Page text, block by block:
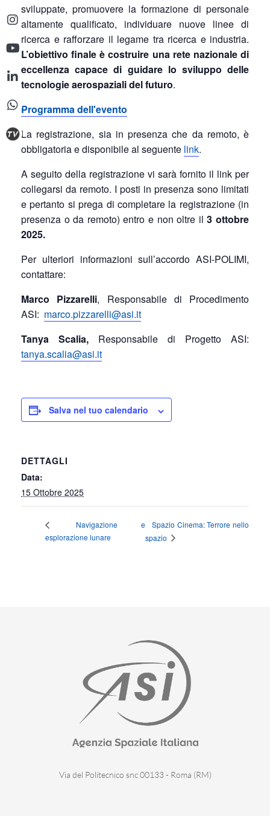
sviluppate, promuovere la formazione di personale
altamente qualificato, individuare nuove linee di
ricerca e rafforzare il legame tra ricerca e industria.
L’obiettivo finale è costruire una rete nazionale di
eccellenza capace di guidare lo sviluppo delle
tecnologie aerospaziali del futuro.
Programma dell'evento
La registrazione, sia in presenza che da remoto, è
obbligatoria e disponibile al seguente link.
A seguito della registrazione vi sarà fornito il link per
collegarsi da remoto. I posti in presenza sono limitati
e pertanto si prega di completare la registrazione (in
presenza o da remoto) entro e non oltre il3 ottobre
2025.
Per ulteriori informazioni sull’accordo ASI-POLIMI,
contattare:
Marco Pizzarelli, Responsabile di Procedimento
ASI: marco.pizzarelli@asi.it
Tanya Scalia, Responsabile di Progetto ASI:
tanya.scalia@asi.it
Salva nel tuo calendario
DETTAGLI
Data:
15 Ottobre 2025
Navigazione e
esplorazione lunare
Spazio Cinema: Terrore nello
spazio
Via del Politecnico snc 00133 - Roma (RM)